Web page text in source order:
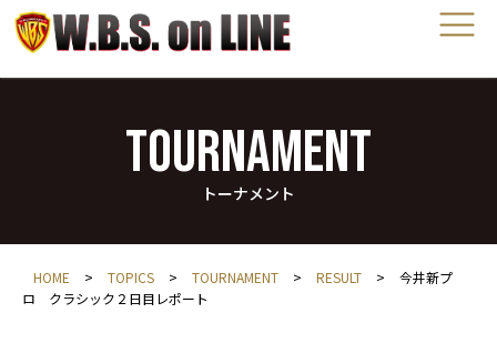
TOURNAMENT
トーナメント
HOME > TOPICS > TOURNAMENT > RESULT >
今井新プ
ロ クラシック２日目レポート